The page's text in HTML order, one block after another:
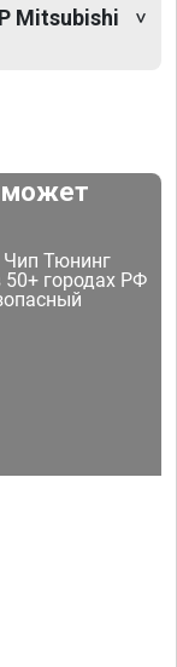
Mitsubishi
может
Чип Тюнинг
городах РФ